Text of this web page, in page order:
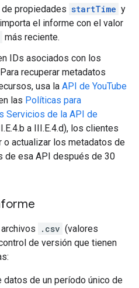
propiedades startTime y
el informe con el valor
más reciente.
IDs asociados con los
recuperar metadatos
usa la API de YouTube
las Políticas para
Servicios de la API de
a III.E.4.d), los clientes
o actualizar los metadatos de
de esa API después de 30
.csv (valores
de versión que tienen
datos de un período único de